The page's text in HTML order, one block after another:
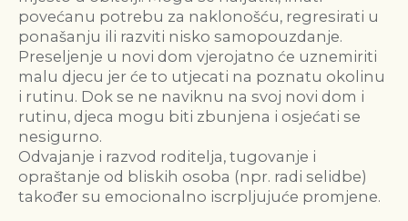
povećanu potrebu za naklonošću, regresirati u
ponašanju ili razviti nisko samopouzdanje.
Preseljenje u novi dom vjerojatno će uznemiriti
malu djecu jer će to utjecati na poznatu okolinu
i rutinu. Dok se ne naviknu na svoj novi dom i
rutinu, djeca mogu biti zbunjena i osjećati se
nesigurno.
Odvajanje i razvod roditelja, tugovanje i
opraštanje od bliskih osoba (npr. radi selidbe)
također su emocionalno iscrpljujuće promjene.